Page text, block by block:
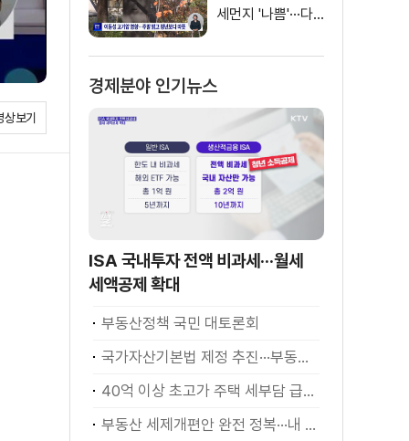
보기
세먼지 '나쁨'···다
경제분야 인기뉴스
ISA 국내투자 전액 비과세···월세
세액공제 확대
부동산정책 국민 대토론회
국가자산기본법 제정 추진···부동산·주식 등 통합 관리
40억 이상 초고가 주택 세부담 급증···실수요자 보호 강화
부동산 세제개편안 완전 정복···내 세금 어떻게 달라지나? [K-정책 사용법]